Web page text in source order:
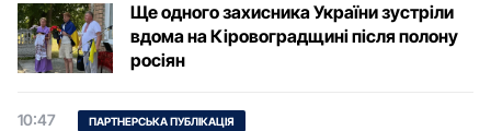
Ще одного захисника України зустріли
вдома на Кіровоградщині після полону
росіян
10:47 ПАРТНЕРСЬКА ПУБЛІКАЦІЯ